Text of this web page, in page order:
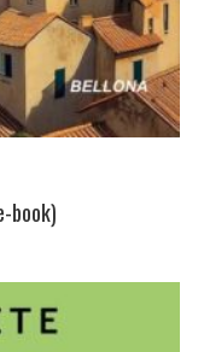
book)